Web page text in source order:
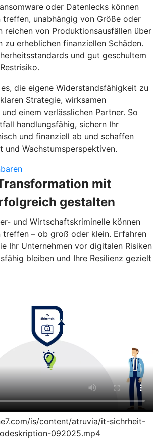
oder Datenlecks können
treffen, unabhängig von Größe oder
reichen von Produktionsausfällen über
zu erheblichen finanziellen Schäden.
und gut geschultem
die eigene Widerstandsfähigkeit zu
Strategie, wirksamen
einem verlässlichen Partner. So
handlungsfähig, sichern Ihr
und finanziell ab und schaffen
und Wachstumsperspektiven.
mit
gestalten
und Wirtschaftskriminelle können
treffen – ob groß oder klein. Erfahren
Ihr Unternehmen vor digitalen Risiken
bleiben und Ihre Resilienz gezielt
is/content/atruvia/it-sichrheit-
092025.mp4